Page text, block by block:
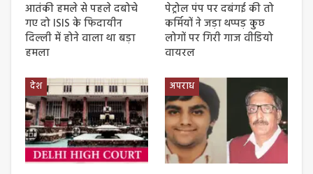
आतंकी हमले से पहले दबोचे
गए दो ISIS के फिदायीन
दिल्ली में होने वाला था बड़ा
हमला
पेट्रोल पंप पर दबंगई की तो
कर्मियों ने जड़ा थप्पड़ कुछ
लोगों पर गिरी गाज वीडियो
वायरल
देश अपराध